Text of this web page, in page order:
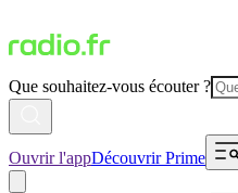
Que souhaitez-vous écouter ?
Ouvrir l'appDécouvrir Prime